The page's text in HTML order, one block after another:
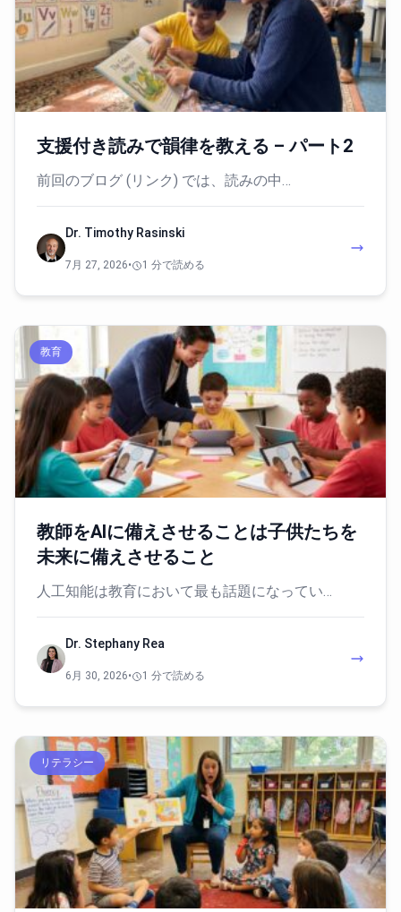
支援付き読みで韻律を教える – パート2
前回のブログ (リンク) では、読みの中…
Dr. Timothy Rasinski
7月 27, 2026• 1 分で読める
教育
教師をAIに備えさせることは子供たちを
未来に備えさせること
人工知能は教育において最も話題になってい…
Dr. Stephany Rea
6月 30, 2026• 1 分で読める
リテラシー